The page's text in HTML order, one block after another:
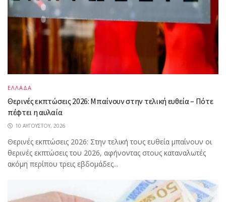
ΕΛΛΑΔΑ
Θερινές εκπτώσεις 2026: Μπαίνουν στην τελική ευθεία – Πότε
πέφτει η αυλαία
10 ΑΥΓΟΎΣΤΟΥ, 2026
Θερινές εκπτώσεις 2026: Στην τελική τους ευθεία μπαίνουν οι
θερινές εκπτώσεις του 2026, αφήνοντας στους καταναλωτές
ακόμη περίπου τρεις εβδομάδες...